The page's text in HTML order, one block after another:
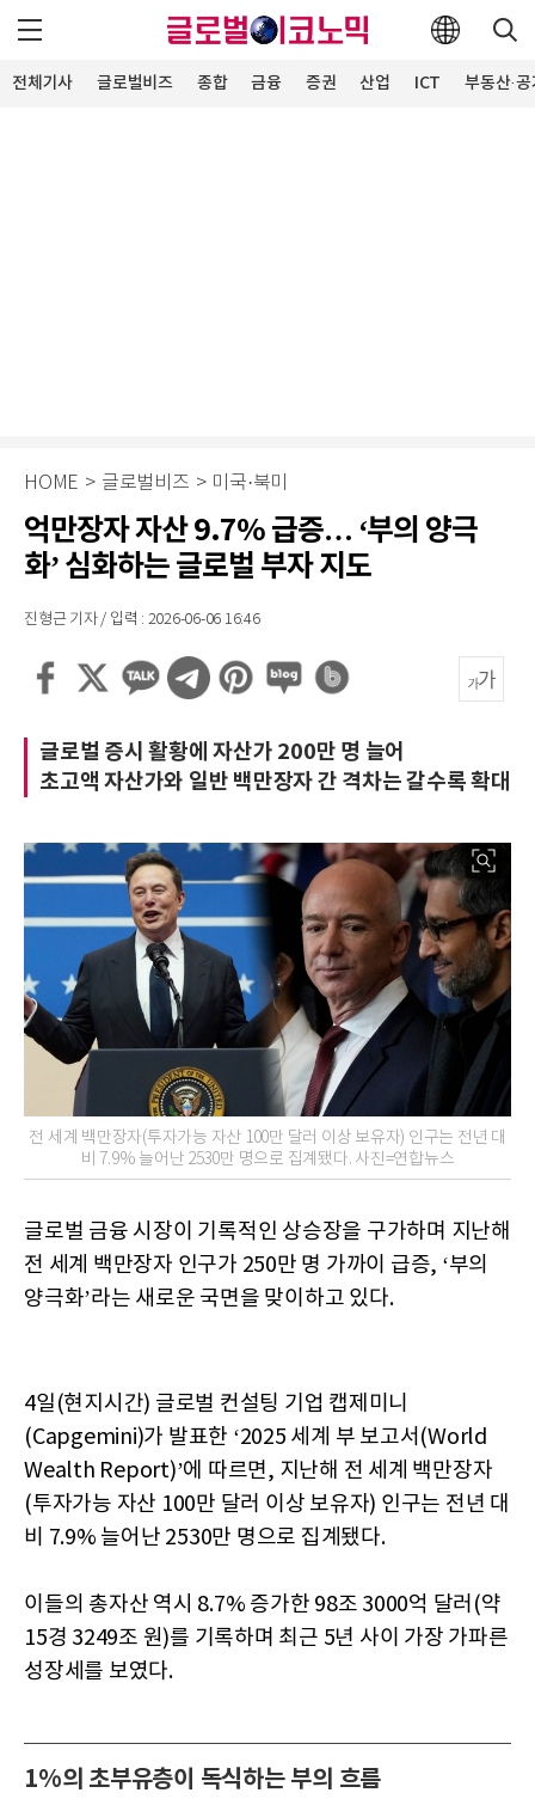
전체기사 글로벌비즈 종합 금융 증권 산업 ICT 부동산·
HOME > 글로벌비즈 > 미국·북미
억만장자 자산 9.7% 급증… ‘부의 양극
화’ 심화하는 글로벌 부자 지도
진형근 기자 / 입력 : 2026-06-06 16:46
글로벌 증시 활황에 자산가 200만 명 늘어
초고액 자산가와 일반 백만장자 간 격차는 갈수록 확대
전 세계 백만장자(투자가능 자산 100만 달러 이상 보유자) 인구는 전년 대
비 7.9% 늘어난 2530만 명으로 집계됐다. 사진=연합뉴스
글로벌 금융 시장이 기록적인 상승장을 구가하며 지난해
전 세계 백만장자 인구가 250만 명 가까이 급증, ‘부의
양극화’라는 새로운 국면을 맞이하고 있다.
4일(현지시간) 글로벌 컨설팅 기업 캡제미니
(Capgemini)가 발표한 ‘2025 세계 부 보고서(World
Wealth Report)’에 따르면, 지난해 전 세계 백만장자
(투자가능 자산 100만 달러 이상 보유자) 인구는 전년 대
비 7.9% 늘어난 2530만 명으로 집계됐다.
이들의 총자산 역시 8.7% 증가한 98조 3000억 달러(약
15경 3249조 원)를 기록하며 최근 5년 사이 가장 가파른
성장세를 보였다.
1%의 초부유층이 독식하는 부의 흐름